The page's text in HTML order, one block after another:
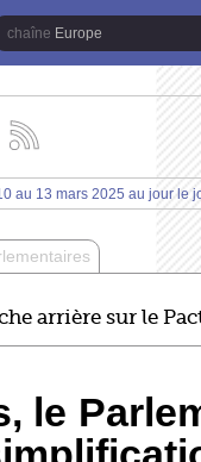
Europe
les
actualités
de
chaîne
Europe
au 13 mars 2025 au jour le
arrière sur le
le